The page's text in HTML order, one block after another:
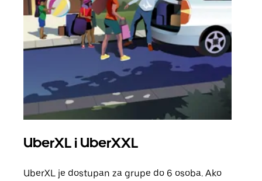
UberXL i UberXXL
UberXL je dostupan za grupe do 6 osoba. Ako